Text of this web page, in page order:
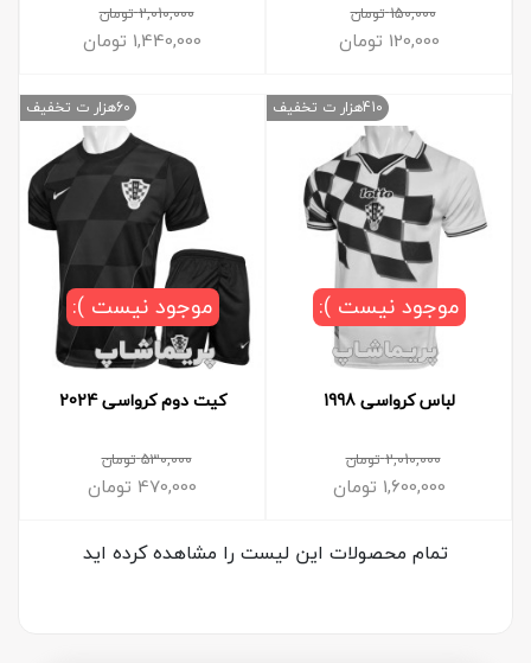
150,000تومان
120,000 تومان
2,010,000تومان
1,440,000 تومان
لباس کرواسی 1998
2,010,000تومان
1,600,000 تومان
410هزار ت تخفیف
موجود نیست ):
کیت دوم کرواسی 2024
530,000تومان
470,000 تومان
60هزار ت تخفیف
موجود نیست ):
تمام محصولات این لیست را مشاهده کرده اید